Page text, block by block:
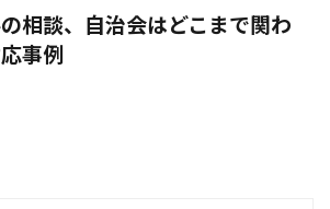
相談、自治会はどこまで関わ
事例